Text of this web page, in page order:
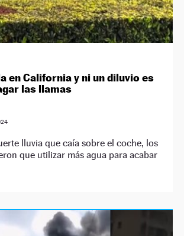
en California y ni un diluvio es
las llamas
lluvia que caía sobre el coche, los
que utilizar más agua para acabar